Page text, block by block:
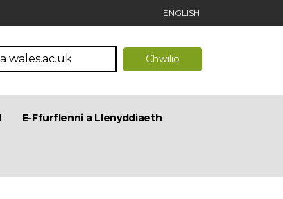
ENGLISH
E-Ffurflenni a Llenyddiaeth